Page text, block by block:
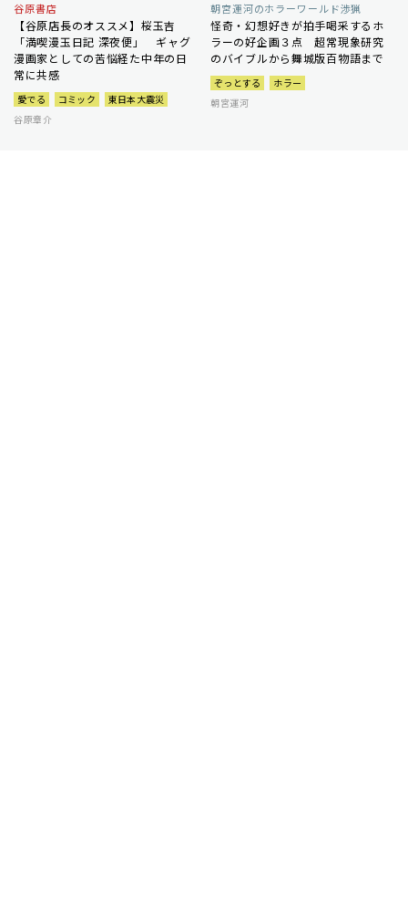
谷原書店
【谷原店長のオススメ】桜玉吉
「満喫漫玉日記 深夜便」 ギャグ
漫画家としての苦悩経た中年の日
常に共感
愛でる コミック
東日本大震災
谷原章介
朝宮運河のホラーワールド渉猟
怪奇・幻想好きが拍手喝采するホ
ラーの好企画３点 超常現象研究
のバイブルから舞城版百物語まで
ぞっとする
ホラー
朝宮運河